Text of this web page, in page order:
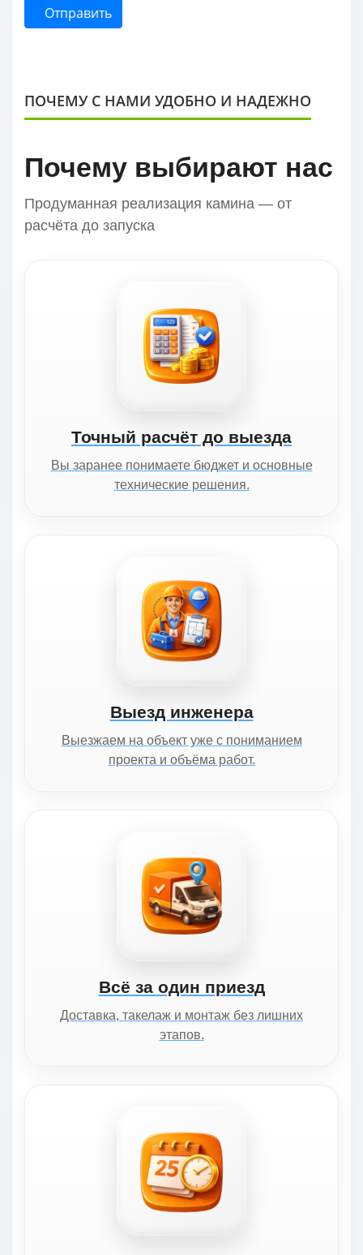
Отправить
ПОЧЕМУ С НАМИ УДОБНО И НАДЕЖНО
Почему выбирают нас
Продуманная реализация камина — от
расчёта до запуска
Точный расчёт до выезда
Вы заранее понимаете бюджет и основные
технические решения.
Выезд инженера
Выезжаем на объект уже с пониманием
проекта и объёма работ.
Всё за один приезд
Доставка, такелаж и монтаж без лишних
этапов.